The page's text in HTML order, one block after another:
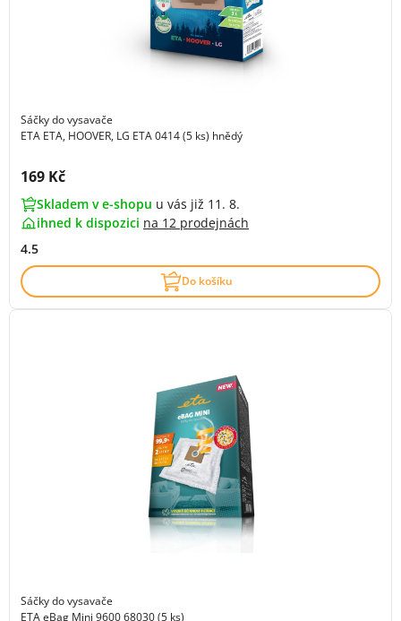
Sáčky do vysavače
ETA ETA, HOOVER, LG ETA 0414 (5 ks) hnědý
Cena s DPH:
169 Kč
Skladem v e-shopu u vás již 11. 8.
ihned k dispozici na 12 prodejnách
4.5
Do košíku
Sáčky do vysavače
ETA eBag Mini 9600 68030 (5 ks)